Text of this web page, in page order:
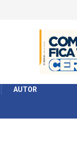
entidade define a 2°
AUTOR